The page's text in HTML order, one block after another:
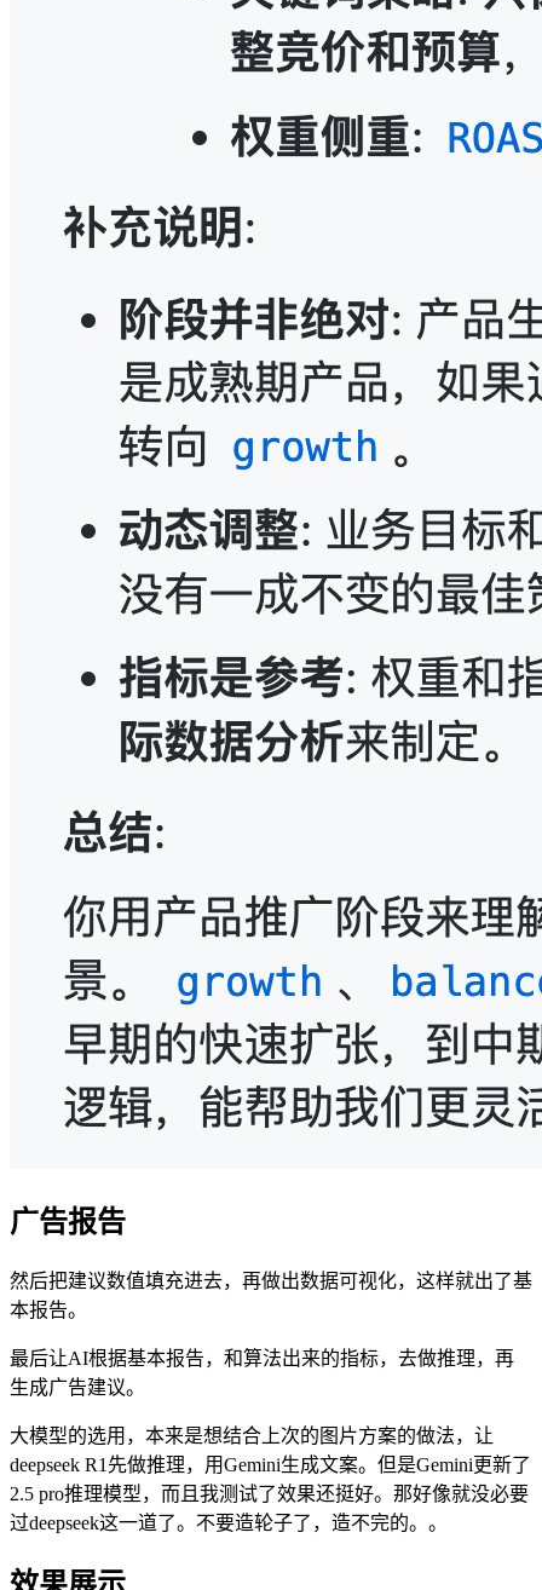
广告报告
然后把建议数值填充进去，再做出数据可视化，这样就出了基
本报告。
最后让AI根据基本报告，和算法出来的指标，去做推理，再
生成广告建议。
大模型的选用，本来是想结合上次的图片方案的做法，让
deepseek R1先做推理，用Gemini生成文案。但是Gemini更新了
2.5 pro推理模型，而且我测试了效果还挺好。那好像就没必要
过deepseek这一道了。不要造轮子了，造不完的。。